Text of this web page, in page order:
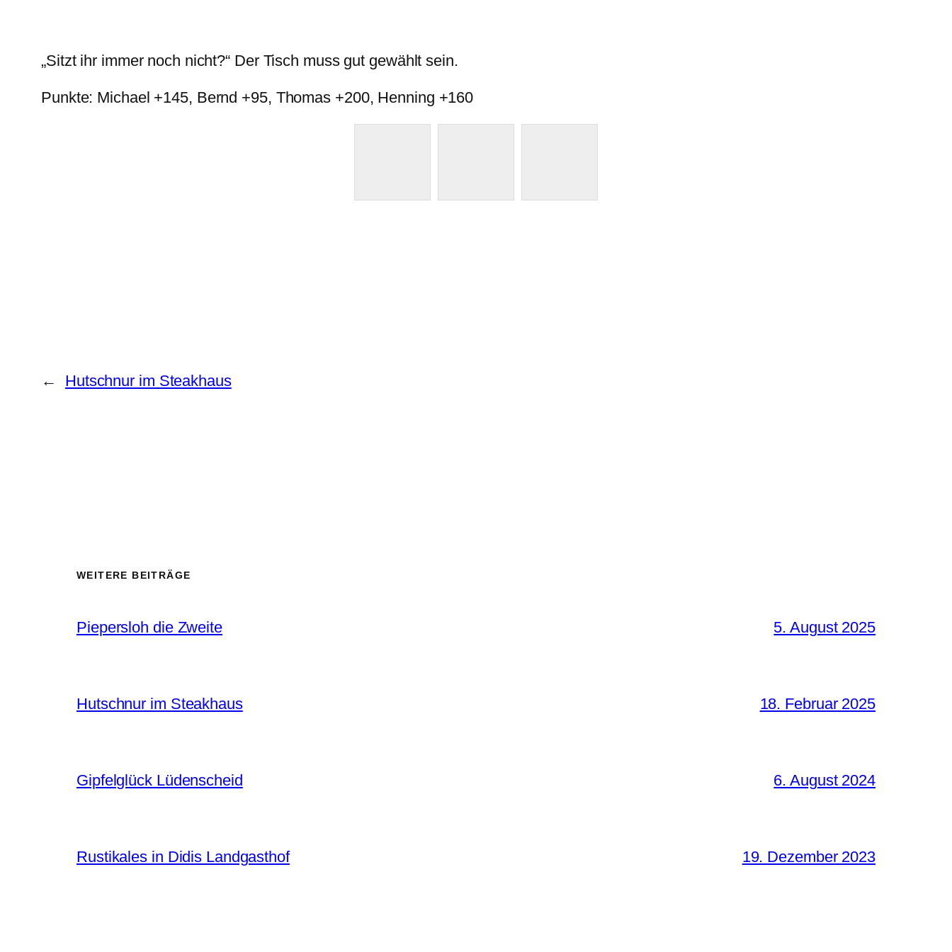
„Sitzt ihr immer noch nicht?“ Der Tisch muss gut gewählt sein.
Punkte: Michael +145, Bernd +95, Thomas +200, Henning +160
← Hutschnur im Steakhaus
WEITERE BEITRÄGE
Piepersloh die Zweite 5. August 2025
Hutschnur im Steakhaus 18. Februar 2025
Gipfelglück Lüdenscheid 6. August 2024
Rustikales in Didis Landgasthof 19. Dezember 2023